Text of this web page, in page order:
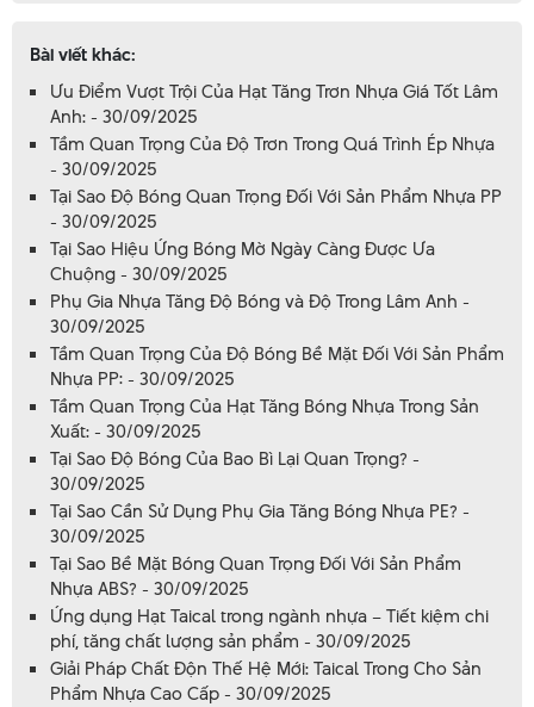
Bài viết khác:
Ưu Điểm Vượt Trội Của Hạt Tăng Trơn Nhựa Giá Tốt Lâm
Anh: - 30/09/2025
Tầm Quan Trọng Của Độ Trơn Trong Quá Trình Ép Nhựa
- 30/09/2025
Tại Sao Độ Bóng Quan Trọng Đối Với Sản Phẩm Nhựa PP
- 30/09/2025
Tại Sao Hiệu Ứng Bóng Mờ Ngày Càng Được Ưa
Chuộng - 30/09/2025
Phụ Gia Nhựa Tăng Độ Bóng và Độ Trong Lâm Anh -
30/09/2025
Tầm Quan Trọng Của Độ Bóng Bề Mặt Đối Với Sản Phẩm
Nhựa PP: - 30/09/2025
Tầm Quan Trọng Của Hạt Tăng Bóng Nhựa Trong Sản
Xuất: - 30/09/2025
Tại Sao Độ Bóng Của Bao Bì Lại Quan Trọng? -
30/09/2025
Tại Sao Cần Sử Dụng Phụ Gia Tăng Bóng Nhựa PE? -
30/09/2025
Tại Sao Bề Mặt Bóng Quan Trọng Đối Với Sản Phẩm
Nhựa ABS? - 30/09/2025
Ứng dụng Hạt Taical trong ngành nhựa – Tiết kiệm chi
phí, tăng chất lượng sản phẩm - 30/09/2025
Giải Pháp Chất Độn Thế Hệ Mới: Taical Trong Cho Sản
Phẩm Nhựa Cao Cấp - 30/09/2025